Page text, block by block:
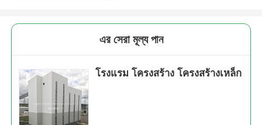
এর সেরা মূল্য পান
โรงแรม โครงสร้าง โครงสร้างเหล็ก